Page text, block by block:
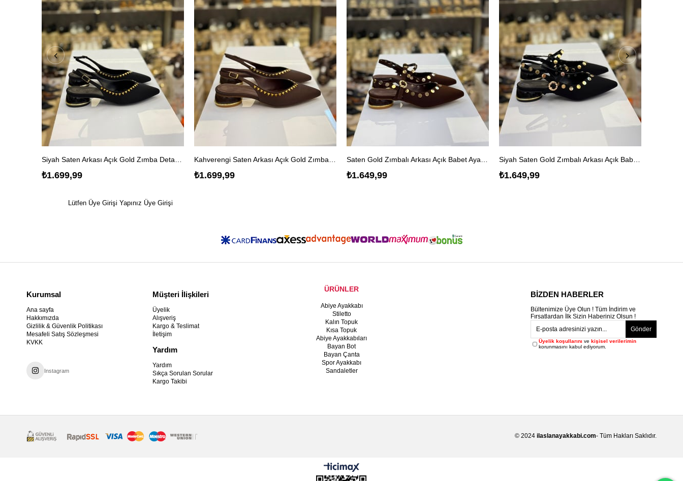
₺1.699,99 ₺1.699,99 ₺1.649,99 ₺1.649,99
Lütfen Üye Girişi Yapınız Üye Girişi
Kurumsal
Ana sayfa
Hakkımızda
Gizlilik & Güvenlik Politikası
Mesafeli Satış Sözleşmesi
KVKK
Instagram
Müşteri İlişkileri
Üyelik
Alışveriş
Kargo & Teslimat
İletişim
Yardım
Yardım
Sıkça Sorulan Sorular
Kargo Takibi
ÜRÜNLER
Abiye Ayakkabı
Stiletto
Kalın Topuk
Kısa Topuk
Abiye Ayakkabıları
Bayan Bot
Bayan Çanta
Spor Ayakkabı
Sandaletler
BİZDEN HABERLER
Bültenimize Üye Olun ! Tüm İndirim ve
Fırsatlardan İlk Sizin Haberiniz Olsun !
Gönder
Üyelik koşullarını vekişisel verilerimin
korunmasını kabul ediyorum.
© 2024ilaslanayakkabi.com- Tüm Hakları Saklıdır.